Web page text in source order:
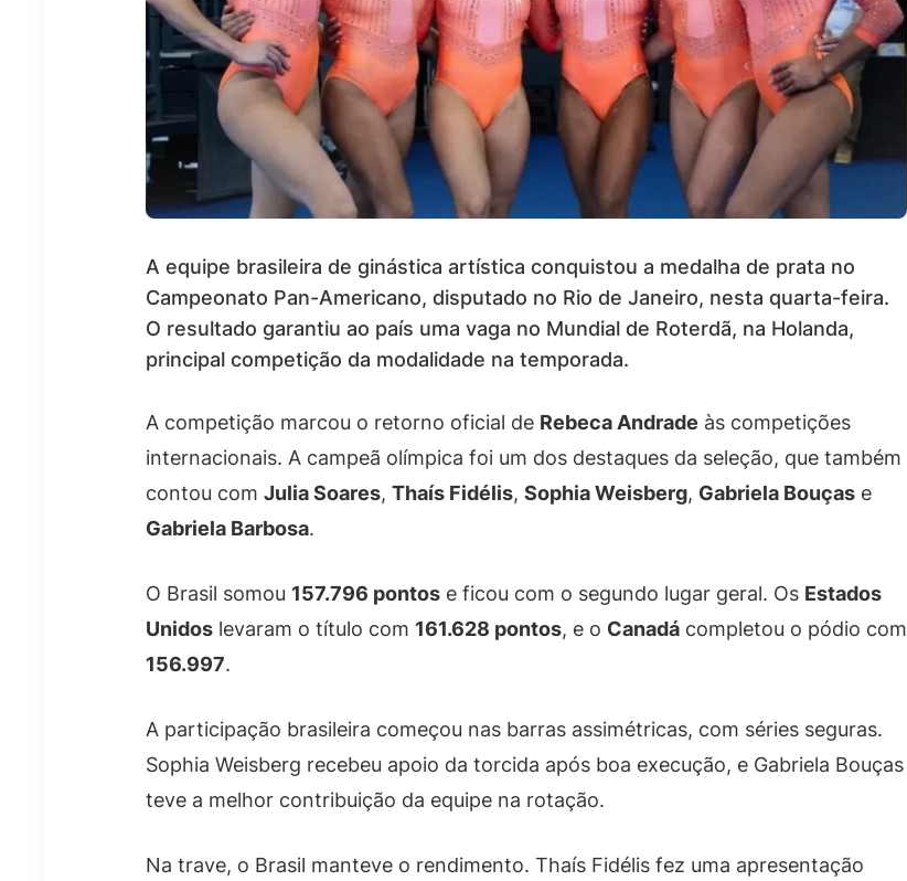
A equipe brasileira de ginástica artística conquistou a medalha de prata no
Campeonato Pan-Americano, disputado no Rio de Janeiro, nesta quarta-feira.
O resultado garantiu ao país uma vaga no Mundial de Roterdã, na Holanda,
principal competição da modalidade na temporada.
A competição marcou o retorno oficial de Rebeca Andrade às competições
internacionais. A campeã olímpica foi um dos destaques da seleção, que também
contou com Julia Soares, Thaís Fidélis, Sophia Weisberg, Gabriela Bouças e
Gabriela Barbosa.
O Brasil somou 157.796 pontos e ficou com o segundo lugar geral. Os Estados
Unidos levaram o título com 161.628 pontos, e o Canadá completou o pódio com
156.997.
A participação brasileira começou nas barras assimétricas, com séries seguras.
Sophia Weisberg recebeu apoio da torcida após boa execução, e Gabriela Bouças
teve a melhor contribuição da equipe na rotação.
Na trave, o Brasil manteve o rendimento. Thaís Fidélis fez uma apresentação